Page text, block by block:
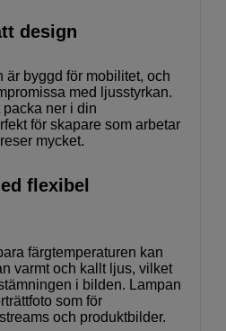
design
är byggd för mobilitet, och
med ljusstyrkan.
packa ner i din
för skapare som arbetar
mycket.
flexibel
färgtemperaturen kan
varmt och kallt ljus, vilket
i bilden. Lampan
som för
och produktbilder.